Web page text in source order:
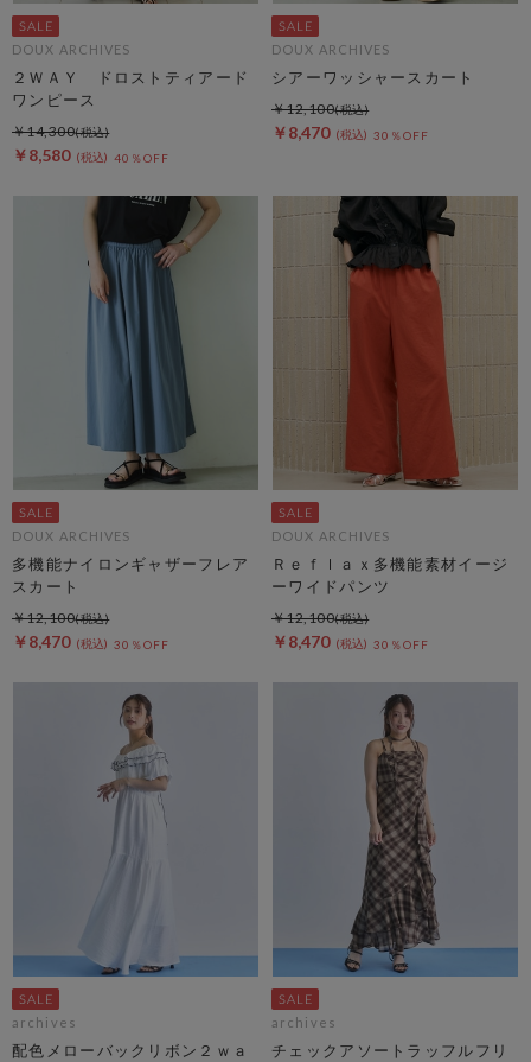
DOUX ARCHIVES
２ＷＡＹ ドロストティアード
ワンピース
￥8,580 40％OFF
￥14,300
DOUX ARCHIVES
シアーワッシャースカート
￥8,470 30％OFF
￥12,100
DOUX ARCHIVES
多機能ナイロンギャザーフレア
スカート
￥8,470 30％OFF
￥12,100
DOUX ARCHIVES
Ｒｅｆｌａｘ多機能素材イージ
ーワイドパンツ
￥8,470 30％OFF
￥12,100
archives
配色メローバックリボン２ｗａ
archives
チェックアソートラッフルフリ